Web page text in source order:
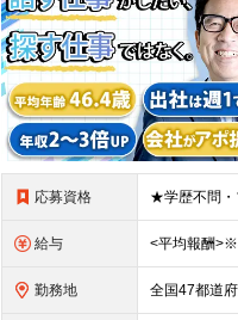
応募資格
給与
勤務地